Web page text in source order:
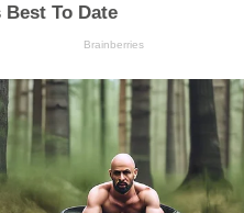
Best To Date
Brainberries